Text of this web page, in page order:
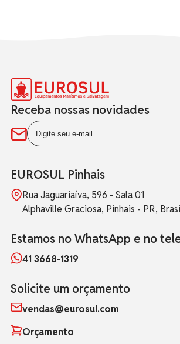
Receba nossas novidades
EUROSUL Pinhais
Rua Jaguariaíva, 596 - Sala 01
Alphaville Graciosa, Pinhais - PR,
Estamos no WhatsApp e no
41 3668-1319
Solicite um orçamento
vendas@eurosul.com
Orçamento